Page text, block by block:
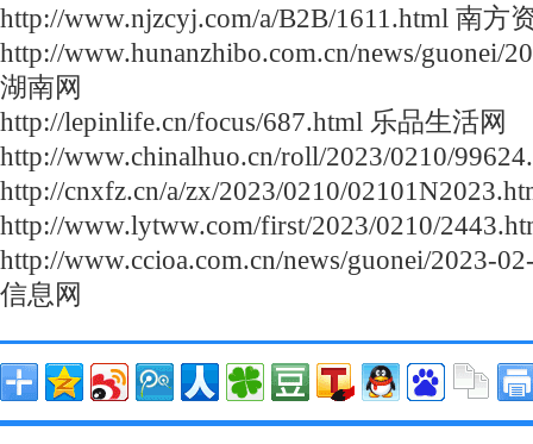
http://www.njzcyj.com/a/B2B/1611.html 南方
http://www.hunanzhibo.com.cn/news/guonei/
湖南网
http://lepinlife.cn/focus/687.html 乐品生活网
http://www.chinalhuo.cn/roll/2023/0210/
http://cnxfz.cn/a/zx/2023/0210/
http://www.lytww.com/first/2023/0210/
http://www.ccioa.com.cn/news/guonei/2023-
信息网